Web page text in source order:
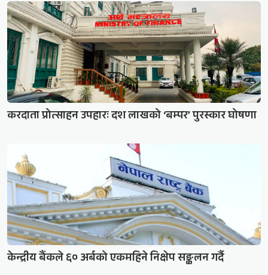
करदाता प्रोत्साहन उपहारः दश लाखको ‘बम्पर’ पुरस्कार घोषणा
केन्द्रीय बैंकले ६० अर्बको एकमहिने निक्षेप सङ्कलन गर्दै